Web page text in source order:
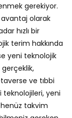
gerekiyor.
olarak
hızlı bir
terim hakkında
yeni teknolojik
ve tıbbi
teknolojileri, yeni
henüz takvim